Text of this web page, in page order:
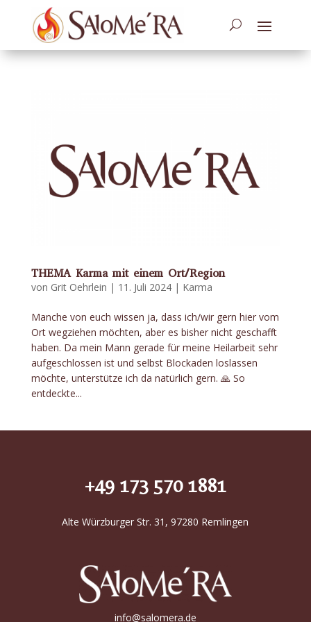
THEMA Karma mit einem Ort/Region
von Grit Oehrlein | 11. Juli 2024| Karma
Manche von euch wissen ja, dass ich/wir gern hier vom
Ort wegziehen möchten, aber es bisher nicht geschafft
haben. Da mein Mann gerade für meine Heilarbeit sehr
aufgeschlossen ist und selbst Blockaden loslassen
möchte, unterstütze ich da natürlich gern. 🙏 So
entdeckte...
+49 173 570 1881
Alte Würzburger Str. 31, 97280 Remlingen
info@salomera.de